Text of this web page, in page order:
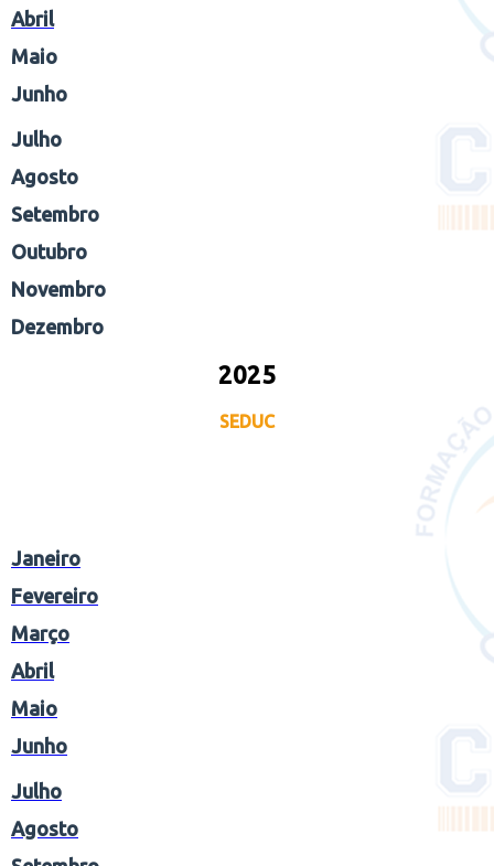
Abril
Maio
Junho
Julho
Agosto
Setembro
Outubro
Novembro
Dezembro
2025
SEDUC
Janeiro
Fevereiro
Março
Abril
Maio
Junho
Julho
Agosto